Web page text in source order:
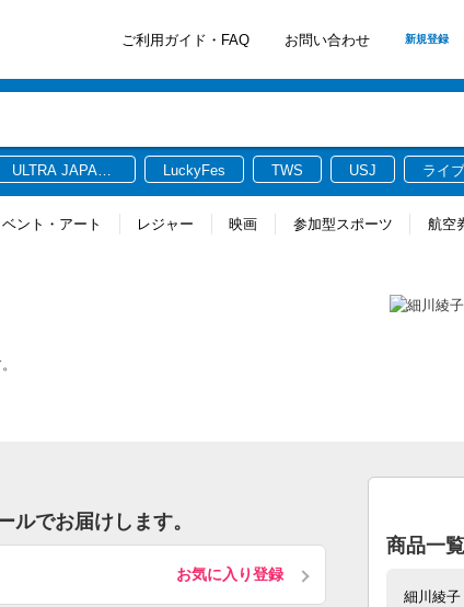
ご利用ガイド・FAQ お問い合わせ 新規登録
ULTRA JAPAN
LuckyFes TWS USJ ライ
ベント・アート レジャー 映画 参加型スポーツ 航空
でお届けします。
お気に入り登録
商品一
細川綾子